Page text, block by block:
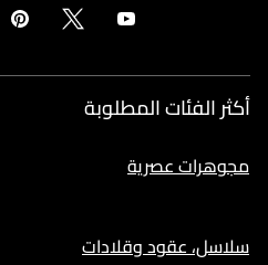
أكثر الفئات المطلوبة
مجوهرات عصرية
سلاسل، عقود وقلادات